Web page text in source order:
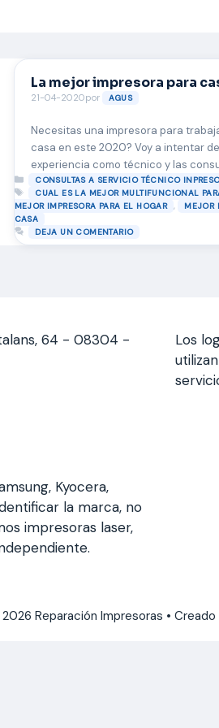
La mejor impresora para
21-04-2020por AGUS
Necesitas una impresora para
casa en este 2020? Voy a intentar
experiencia como técnico y las
problemas de mis clientes para
estas lineas cual es la la mejor
hogar, por lo contrario que puedas
veces es mejor gastar un poco más …
Categorías
CONSULTAS A SERVICIO TÉCNICO
Etiquetas
CUAL ES LA MEJOR MULTIFUNCIONAL
MEJOR IMPRESORA PARA EL HOGAR
,
MEJOR
CASA
DEJA UN COMENTARIO
64 - 08304 -
Kyocera,
la marca, no
impresoras laser,
Los
Reparación Impresoras •